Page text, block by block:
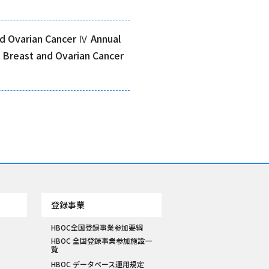
Ovarian Cancer Ⅳ Annual
and Ovarian Cancer
登録事業
HBOC全国登録事業参加要綱
HBOC 全国登録事業参加施設一
覧
HBOC データベース運用規定